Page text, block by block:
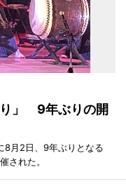
り」 9年ぶりの開
8月2日、9年ぶりとなる
された。